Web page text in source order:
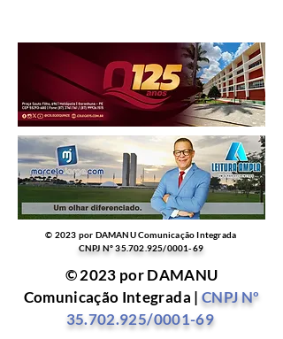
© 2023 por DAMANU Comunicação Integrada
CNPJ Nº35.702.925/0001-69
© 2023 por DAMANU
Comunicação Integrada | CNPJ Nº
35.702.925/0001-69